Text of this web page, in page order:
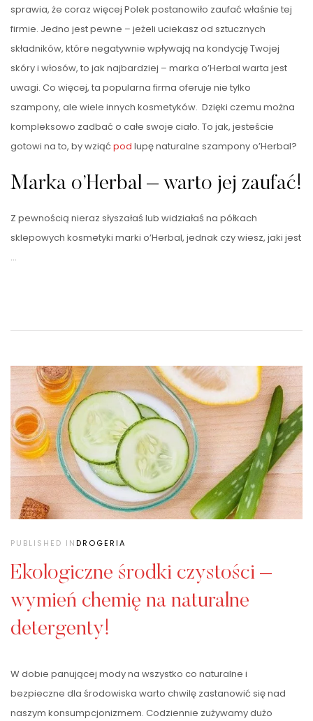
sprawia, że coraz więcej Polek postanowiło zaufać właśnie tej
firmie. Jedno jest pewne – jeżeli uciekasz od sztucznych
składników, które negatywnie wpływają na kondycję Twojej
skóry i włosów, to jak najbardziej – marka o’Herbal warta jest
uwagi. Co więcej, ta popularna firma oferuje nie tylko
szampony, ale wiele innych kosmetyków. Dzięki czemu można
kompleksowo zadbać o całe swoje ciało. To jak, jesteście
gotowi na to, by wziąć pod lupę naturalne szampony o’Herbal?
Marka o’Herbal – warto jej zaufać!
Z pewnością nieraz słyszałaś lub widziałaś na półkach
sklepowych kosmetyki marki o’Herbal, jednak czy wiesz, jaki jest
…
PUBLISHED INDROGERIA
Ekologiczne środki czystości –
wymień chemię na naturalne
detergenty!
W dobie panującej mody na wszystko co naturalne i
bezpieczne dla środowiska warto chwilę zastanowić się nad
naszym konsumpcjonizmem. Codziennie zużywamy dużo